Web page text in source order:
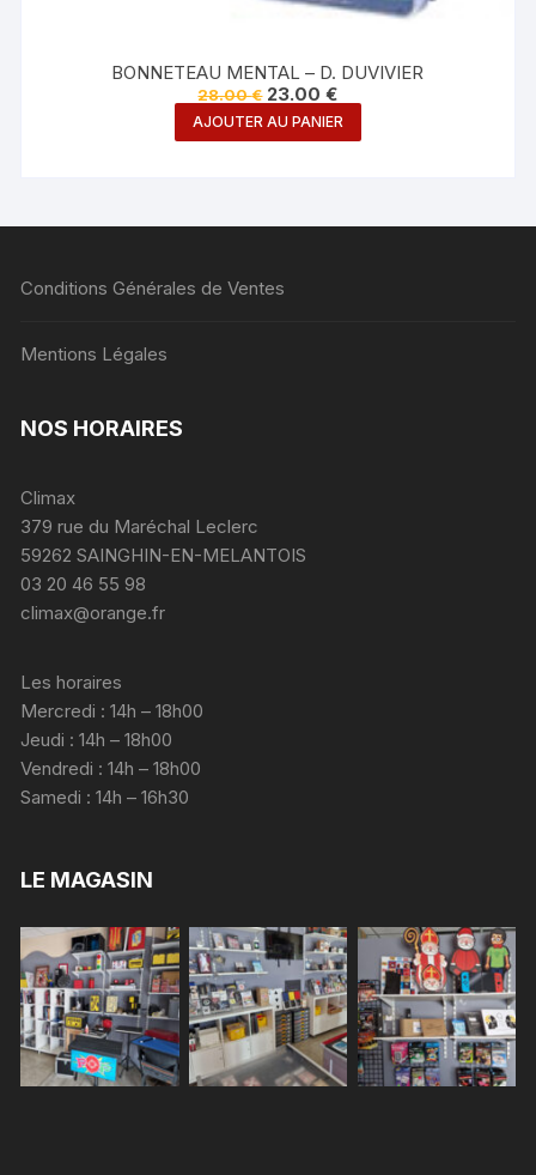
BONNETEAU MENTAL – D. DUVIVIER
28.00€ Le
prix
initial
était :
23.00€Le
prix
actuel
est :
AJOUTER AU PANIER
Conditions Générales de Ventes
Mentions Légales
NOS HORAIRES
Climax
379 rue du Maréchal Leclerc
59262 SAINGHIN-EN-MELANTOIS
03 20 46 55 98
climax@orange.fr
Les horaires
Mercredi : 14h – 18h00
Jeudi : 14h – 18h00
Vendredi : 14h – 18h00
Samedi : 14h – 16h30
LE MAGASIN